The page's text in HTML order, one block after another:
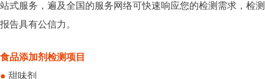
站式服务，遍及全国的服务网络可快速响应您的检测需求，检测
报告具有公信力。
食品添加剂检测项目
● 甜味剂